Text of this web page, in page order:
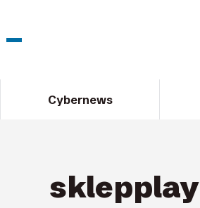
Cybernews
sklepplay